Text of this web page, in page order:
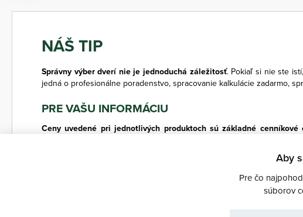
NÁŠ TIP
Správny výber dverí nie je jednoduchá záležitosť. Pokiaľ si nie ste
jedná o profesionálne poradenstvo, spracovanie kalkulácie zadarmo,
PRE VAŠU INFORMÁCIU
Ceny uvedené pri jednotlivých produktoch sú základné cenníkové
dekorov a prevedenie produktov v tomto konfigurátore majú
Aby
Pre čo
súborov